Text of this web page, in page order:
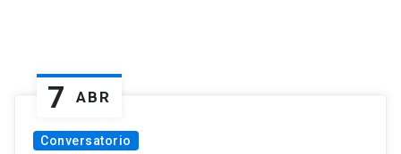
7 ABR
Conversatorio